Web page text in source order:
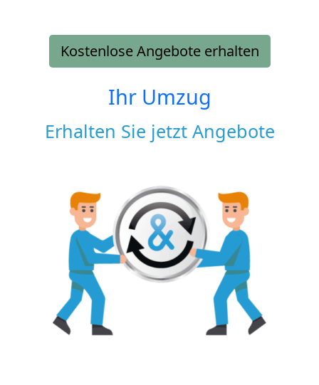
Kostenlose Angebote erhalten
Ihr Umzug
Erhalten Sie jetzt Angebote